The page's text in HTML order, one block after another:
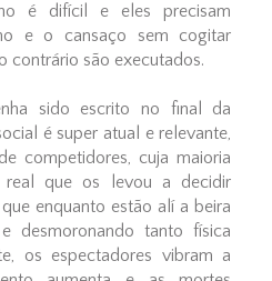
é difícil e eles precisam
e o cansaço sem cogitar
contrário são executados.
sido escrito no final da
é super atual e relevante,
competidores, cuja maioria
que os levou a decidir
enquanto estão alí a beira
desmoronando tanto física
os espectadores vibram a